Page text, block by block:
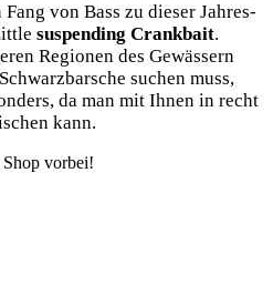
von Bass zu die­ser Jah­res­
sus­pen­ding Crank­bait.
Regio­nen des Gewäs­sern
suchen muss,
da man mit Ihnen in recht
kann.
vorbei!